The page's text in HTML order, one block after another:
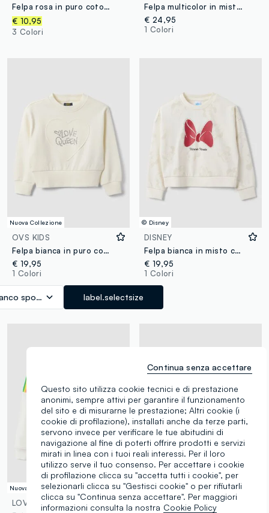
Felpa rosa in puro cotone con stampa cuori e girocollo per bambina
€ 10,95
3 Colori
Felpa multicolor in misto cotone con girocollo e fantasia floreale
€ 24,95
1 Colori
Nuova Collezione
OVS KIDS
Felpa bianca in puro cotone con scritta in strass e cuore ricamato per bambina
€ 19,95
1 Colori
sporco label.selectsize
© Disney
DISNEY
Felpa bianca in misto cotone a girocollo con stampa Minnie per bambina
€ 19,95
1 Colori
Nuova Collezione
LOVE THERAPY
Nuova Collezione
OVS KIDS
Questo sito utilizza cookie tecnici e di prestazione
anonimi, sempre attivi per garantire il funzionamento
del sito e di misurarne le prestazione; Altri cookie (i
cookie di profilazione), installati anche da terze parti,
servono invece per verificare le tue abitudini di
navigazione al fine di poterti offrire prodotti e servizi
mirati in linea con i tuoi reali interessi. Per il loro
utilizzo serve il tuo consenso. Per accettare i cookie
di profilazione clicca su "accetta tutti i cookie", per
selezionarli clicca su "Gestisci cookie" o per rifiutarli
clicca su "Continua senza accettare". Per maggiori
informazioni consulta la nostra Cookie Policy
Continua senza accettare